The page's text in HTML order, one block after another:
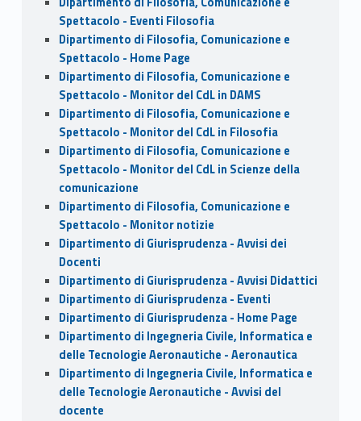
Spettacolo - Eventi Filosofia
Dipartimento di Filosofia, Comunicazione e
Spettacolo - Home Page
Dipartimento di Filosofia, Comunicazione e
Spettacolo - Monitor del CdL in DAMS
Dipartimento di Filosofia, Comunicazione e
Spettacolo - Monitor del CdL in Filosofia
Dipartimento di Filosofia, Comunicazione e
Spettacolo - Monitor del CdL in Scienze della
comunicazione
Dipartimento di Filosofia, Comunicazione e
Spettacolo - Monitor notizie
Dipartimento di Giurisprudenza - Avvisi dei
Docenti
Dipartimento di Giurisprudenza - Avvisi Didattici
Dipartimento di Giurisprudenza - Eventi
Dipartimento di Giurisprudenza - Home Page
Dipartimento di Ingegneria Civile, Informatica e
delle Tecnologie Aeronautiche - Aeronautica
Dipartimento di Ingegneria Civile, Informatica e
delle Tecnologie Aeronautiche - Avvisi del
docente